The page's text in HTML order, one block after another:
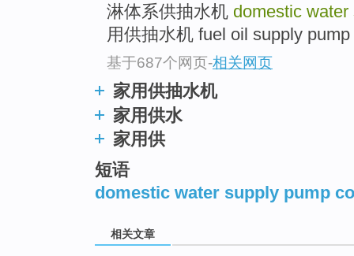
淋体系供抽水机 domestic
用供抽水机 fuel oil supply
基于687个网页-相关网页
家用供抽水机
家用供水
家用供
短语
domestic water supply pump
相关文章